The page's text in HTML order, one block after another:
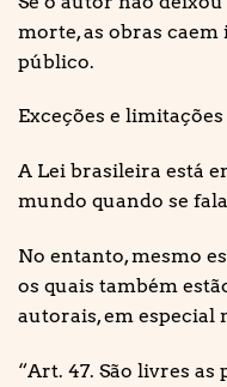
morte, as obras
público.
Exceções e
A Lei brasileira está
mundo quando se
No entanto, mesmo
os quais também
autorais, em especial
“Art. 47. São livres